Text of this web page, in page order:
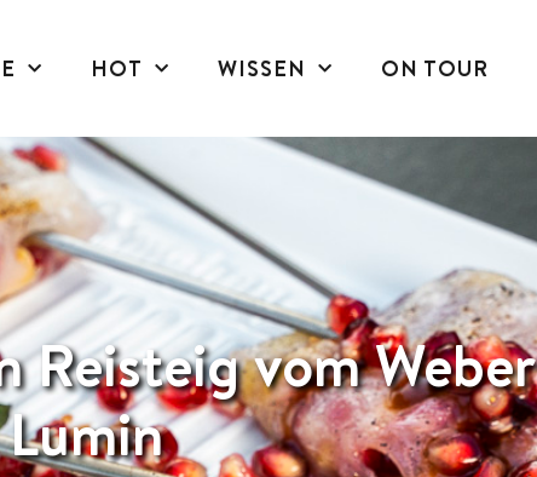
HOT WISSEN ON TOUR
Reisteig vom Weber
Lumin